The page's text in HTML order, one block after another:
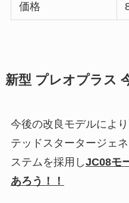
価格
新型 プレオプラス
今後の改良モデルによ
テッドスタータージェ
ステムを採用しJC08モ
あろう！！